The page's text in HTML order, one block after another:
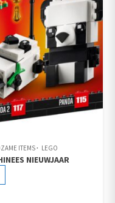
ITEMS LEGO
NIEUWJAAR